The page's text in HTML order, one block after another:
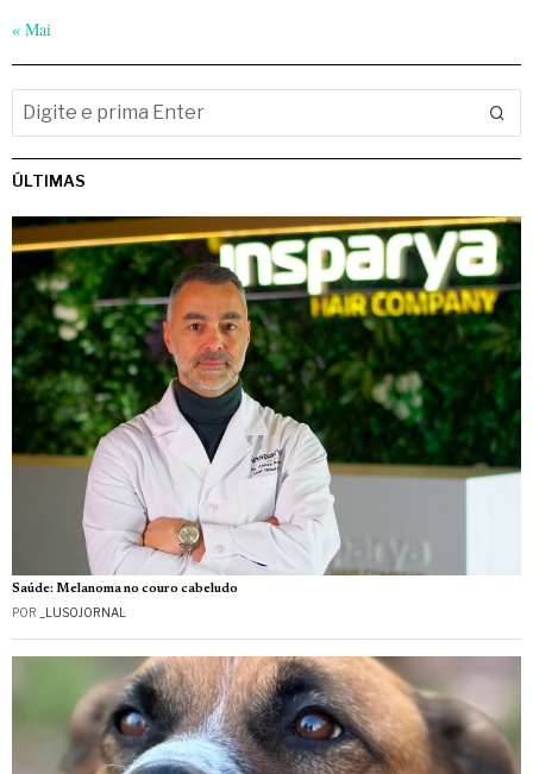
« Mai
ÚLTIMAS
Saúde: Melanoma no couro cabeludo
POR _LUSOJORNAL